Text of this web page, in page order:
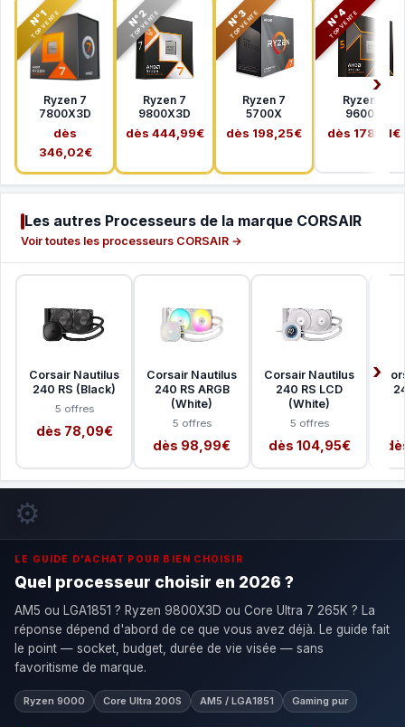
N°1
TOP VENTE
Ryzen 7
7800X3D
dès
346,02€
N°2
TOP VENTE
Ryzen 7
9800X3D
dès 444,99€
N°3
TOP VENTE
Ryzen 7
5700X
dès 198,25€
N°4
TOP VENTE
Ryzen 5
9600X
dès 178,41€
Les autres Processeurs de la marque CORSAIR
Voir toutes les processeurs CORSAIR →
Corsair Nautilus
240 RS (Black)
5 offres
dès 78,09€
Corsair Nautilus
240 RS ARGB
(White)
5 offres
dès 98,99€
Corsair Nautilus
240 RS LCD
(White)
5 offres
dès 104,95€
⚙️
LE GUIDE D'ACHAT POUR BIEN CHOISIR
Quel processeur choisir en 2026 ?
AM5 ou LGA1851 ? Ryzen 9800X3D ou Core Ultra 7 265K ? La
réponse dépend d'abord de ce que vous avez déjà. Le guide fait
le point — socket, budget, durée de vie visée — sans
favoritisme de marque.
Ryzen 9000 Core Ultra 200S AM5 / LGA1851 Gaming pur